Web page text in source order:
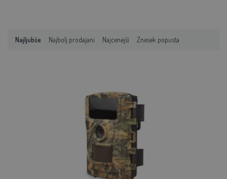
Najljubše Najbolj prodajani Najcenejši Znesek popusta